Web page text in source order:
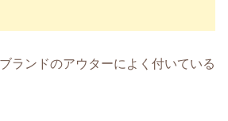
ランドのアウターによく付いている